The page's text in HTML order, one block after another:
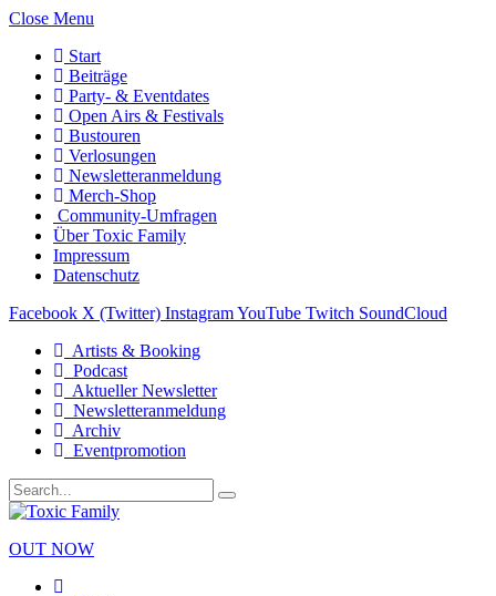
Close Menu
Start
Beiträge
Party- & Eventdates
Open Airs & Festivals
Bustouren
Verlosungen
Newsletteranmeldung
Merch-Shop
Community-Umfragen
Über Toxic Family
Impressum
Datenschutz
Facebook X (Twitter) InstagramYouTube Twitch SoundCloud
Artists & Booking
Podcast
Aktueller Newsletter
Newsletteranmeldung
Archiv
Eventpromotion
OUT NOW